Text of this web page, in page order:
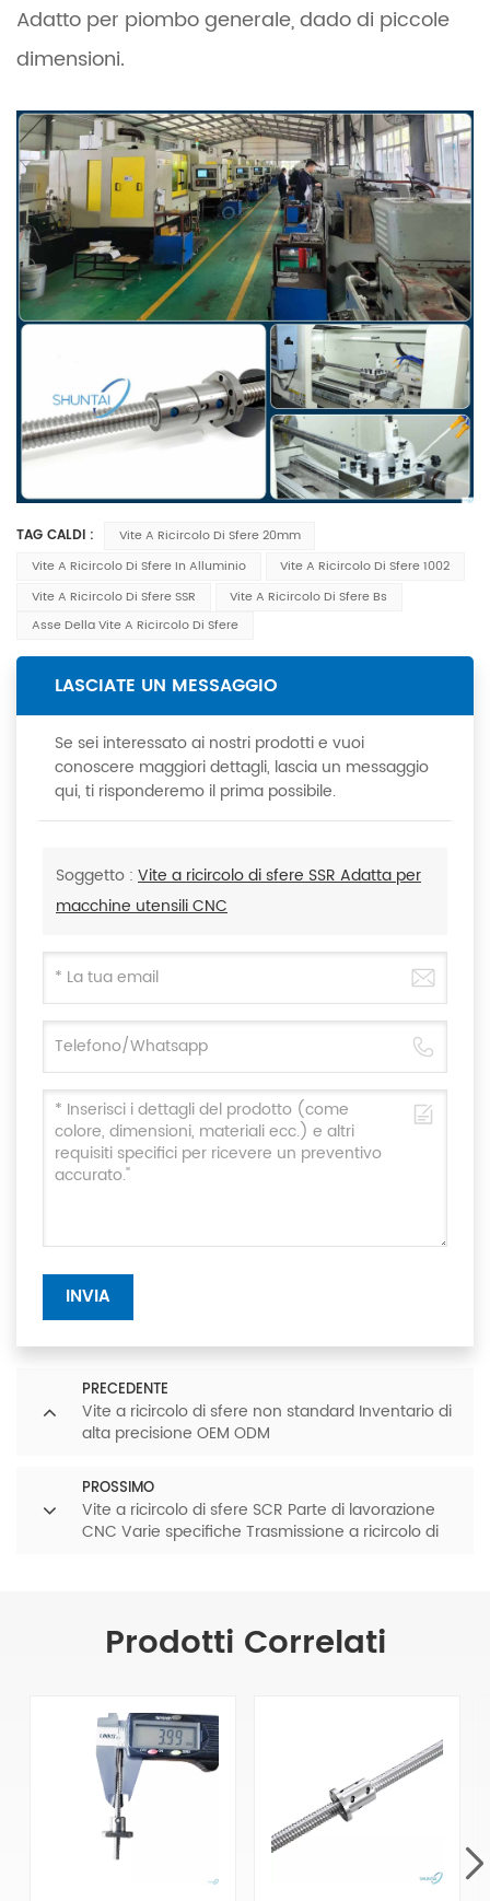
Adatto per piombo generale, dado di piccole
dimensioni.
TAG CALDI :
Vite A Ricircolo Di Sfere 20mm
Vite A Ricircolo Di Sfere In Alluminio
Vite A Ricircolo Di Sfere 1002
Vite A Ricircolo Di Sfere SSR
Vite A Ricircolo Di Sfere Bs
Asse Della Vite A Ricircolo Di Sfere
LASCIATE UN MESSAGGIO
Se sei interessato ai nostri prodotti e vuoi
conoscere maggiori dettagli, lascia un messaggio
qui, ti risponderemo il prima possibile.
Soggetto : Vite a ricircolo di sfere SSR Adatta per
macchine utensili CNC
INVIA
PRECEDENTE
Vite a ricircolo di sfere non standard Inventario di
alta precisione OEM ODM
PROSSIMO
Vite a ricircolo di sfere SCR Parte di lavorazione
CNC Varie specifiche Trasmissione a ricircolo di
Prodotti Correlati